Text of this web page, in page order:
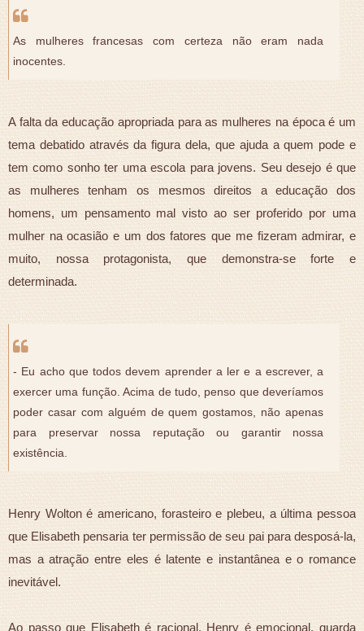
As mulheres francesas com certeza não eram nada
inocentes.
A falta da educação apropriada para as mulheres na época é um
tema debatido através da figura dela, que ajuda a quem pode e
tem como sonho ter uma escola para jovens. Seu desejo é que
as mulheres tenham os mesmos direitos a educação dos
homens, um pensamento mal visto ao ser proferido por uma
mulher na ocasião e um dos fatores que me fizeram admirar, e
muito, nossa protagonista, que demonstra-se forte e
determinada.
- Eu acho que todos devem aprender a ler e a escrever, a
exercer uma função. Acima de tudo, penso que deveríamos
poder casar com alguém de quem gostamos, não apenas
para preservar nossa reputação ou garantir nossa
existência.
Henry Wolton é americano, forasteiro e plebeu, a última pessoa
que Elisabeth pensaria ter permissão de seu pai para desposá-la,
mas a atração entre eles é latente e instantânea e o romance
inevitável.
Ao passo que Elisabeth é racional, Henry é emocional, guarda